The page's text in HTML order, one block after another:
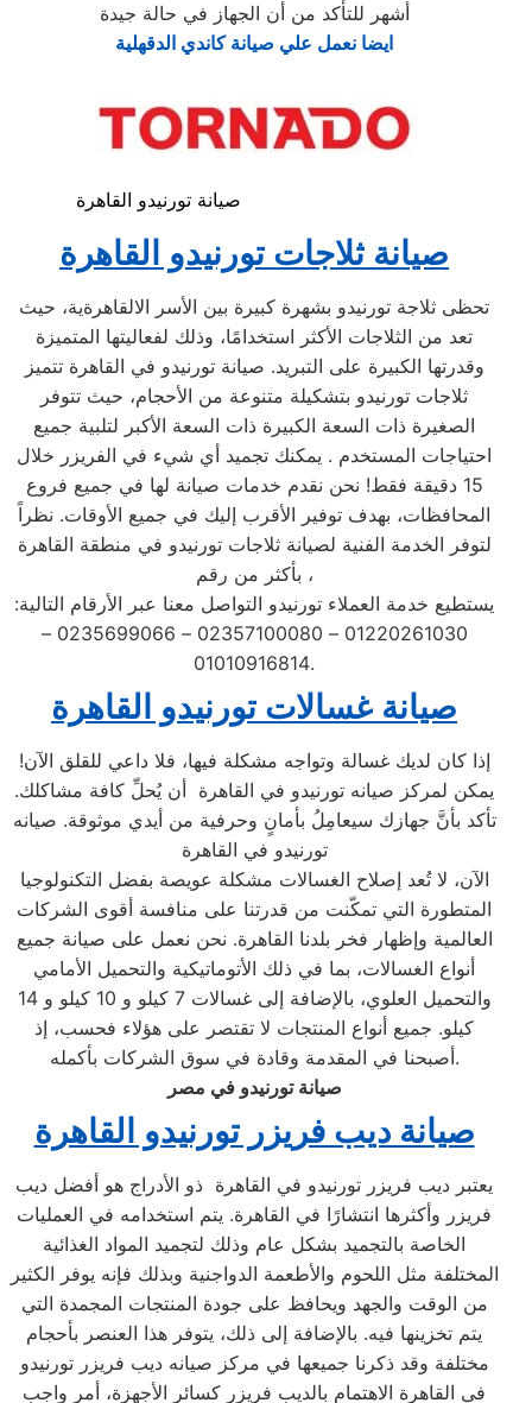
أشهر للتأكد من أن الجهاز في حالة جيدة
ايضا نعمل علي صيانة كاندي الدقهلية
صيانة تورنيدو القاهرة
صيانة ثلاجات تورنيدو القاهرة
تحظى ثلاجة تورنيدو بشهرة كبيرة بين الأسر الالقاهرةية، حيث
تعد من الثلاجات الأكثر استخدامًا، وذلك لفعاليتها المتميزة
وقدرتها الكبيرة على التبريد. صيانة تورنيدو في القاهرة تتميز
ثلاجات تورنيدو بتشكيلة متنوعة من الأحجام، حيث تتوفر
الصغيرة ذات السعة الكبيرة ذات السعة الأكبر لتلبية جميع
احتياجات المستخدم . يمكنك تجميد أي شيء في الفريزر خلال
15 دقيقة فقط! نحن نقدم خدمات صيانة لها في جميع فروع
المحافظات، بهدف توفير الأقرب إليك في جميع الأوقات. نظراً
لتوفر الخدمة الفنية لصيانة ثلاجات تورنيدو في منطقة القاهرة
بأكثر من رقم،
يستطيع خدمة العملاء تورنيدو التواصل معنا عبر الأرقام التالية:
01220261030 – 02357100080 – 0235699066 –
01010916814.
صيانة غسالات تورنيدو القاهرة
إذا كان لديك غسالة وتواجه مشكلة فيها، فلا داعي للقلق الآن!
يمكن لمركز صيانه تورنيدو في القاهرة أن يُحلِّ كافة مشاكلك.
تأكد بأنَّ جهازك سيعامِلُ بأمانٍ وحرفية من أيدي موثوقة. صيانه
تورنيدو في القاهرة
الآن، لا تُعد إصلاح الغسالات مشكلة عويصة بفضل التكنولوجيا
المتطورة التي تمكّنت من قدرتنا على منافسة أقوى الشركات
العالمية وإظهار فخر بلدنا القاهرة. نحن نعمل على صيانة جميع
أنواع الغسالات، بما في ذلك الأتوماتيكية والتحميل الأمامي
والتحميل العلوي، بالإضافة إلى غسالات 7 كيلو و 10 كيلو و 14
كيلو. جميع أنواع المنتجات لا تقتصر على هؤلاء فحسب، إذ
أصبحنا في المقدمة وقادة في سوق الشركات بأكمله.
صيانة تورنيدو في مصر
صيانة ديب فريزر تورنيدو القاهرة
يعتبر ديب فريزر تورنيدو في القاهرة ذو الأدراج هو أفضل ديب
فريزر وأكثرها انتشارًا في القاهرة. يتم استخدامه في العمليات
الخاصة بالتجميد بشكل عام وذلك لتجميد المواد الغذائية
المختلفة مثل اللحوم والأطعمة الدواجنية وبذلك فإنه يوفر الكثير
من الوقت والجهد ويحافظ على جودة المنتجات المجمدة التي
يتم تخزينها فيه. بالإضافة إلى ذلك، يتوفر هذا العنصر بأحجام
مختلفة وقد ذكرنا جميعها في مركز صيانه ديب فريزر تورنيدو
في القاهرة الاهتمام بالديب فريزر كسائر الأجهزة، أمر واجب